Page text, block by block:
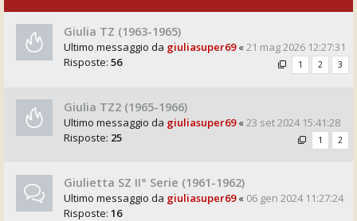
Giulia TZ (1963-1965)
Ultimo messaggio da giuliasuper69«21 mag 2026 12:27:31
Risposte: 56 1 2 3
Giulia TZ2 (1965-1966)
Ultimo messaggio da giuliasuper69«23 set 2024 15:41:28
Risposte: 25 1 2
Giulietta SZ II° Serie (1961-1962)
Ultimo messaggio da giuliasuper69« 06 gen 2024 11:27:24
Risposte: 16